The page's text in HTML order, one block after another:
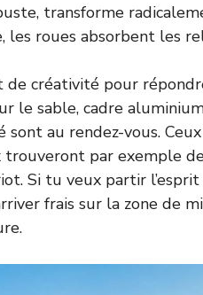
transforme
les roues absorbent les
créativité pour
le sable, cadre
au rendez-vous.
trouveront par exemple
Si tu veux partir
frais sur la zone de